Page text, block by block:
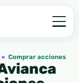
» Comprar acciones